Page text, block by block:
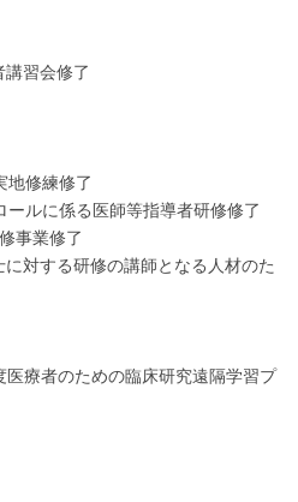
習会修了
地修練修了
ルに係る医師等指導者研修修了
事業修了
対する研修の講師となる人材のた
療者のための臨床研究遠隔学習プ